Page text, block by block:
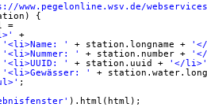
www.pegelonline.wsv.de/
{
=
+
'<li>Name: '
+ station.longname +
'<li>Nummer: '
+ station.number +
'<li>UUID: '
+ station.uuid +
'</li>'
'<li>Gewässer: '
+
;
).html(html);